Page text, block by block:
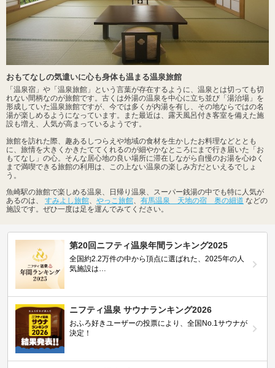
おもてなしの気遣いに心も身体も温まる温泉旅館
「温泉宿」や「温泉旅館」という言葉が存在するように、温泉とは切っても切
れない間柄なのが旅館です。古くは外湯の温泉を中心に立ち並び「湯治場」を
形成していた温泉旅館ですが、今では多くが内湯を有し、その地ならではの名
湯が楽しめるようになっています。また最近は、露天風呂付き客室を備えた施
設も増え、人気が高まっているようです。
旅館を訪れた際、趣あるしつらえや地域の食材を生かしたお料理などととも
に、旅情を大きくかきたててくれるのが細やかなところにまで行き届いた「お
もてなし」の心。そんな居心地の良い場所に滞在しながら自慢のお湯を心ゆく
まで満喫できる旅館の利用は、この上ない温泉の楽しみ方だといえるでしょ
う。
魚崎駅の旅館で楽しめる温泉、日帰り温泉、スーパー銭湯の中でも特に人気が
あるのは、 すみよし旅館、 やっこ旅館、 有馬温泉 天地の宿 奥の細道 などの
施設です。ぜひ一度は足を運んでみてください。
第20回ニフティ温泉年間ランキング2025
全国約2.2万件の中から頂点に選ばれた、2025年の人
気施設は…
ニフティ温泉 サウナランキング2026
おふろ好きユーザーの投票により、全国No.1サウナが
決定！